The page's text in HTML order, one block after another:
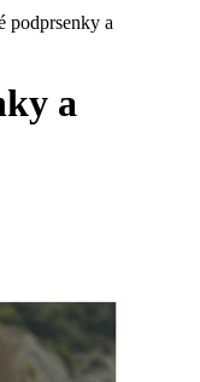
podprsenky a
a